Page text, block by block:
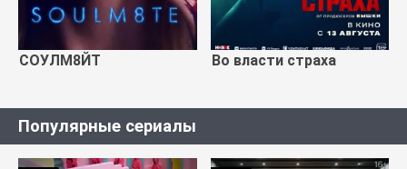
СОУЛМ8ЙТ Во власти страха
Популярные сериалы